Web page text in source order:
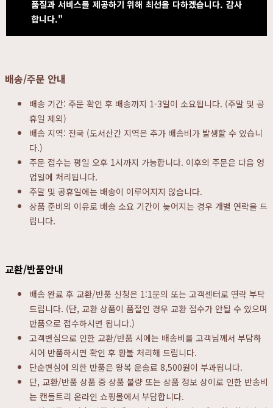
품질과 서비스를 제공하기 위해 최선을 다하겠습니다. 감사
합니다."
배송/주문 안내
배송 기간: 주문 확인 후 배송까지 1-3일이 소요됩니다. (주말 및 공
휴일 제외)
배송 지역: 전국 (도서산간 지역은 추가 배송비가 발생할 수 있습니
다.)
주문 접수는 평일 오후 1시까지 가능합니다. 이후의 주문은 다음 영
업일에 처리됩니다.
주말 및 공휴일에는 배송이 이루어지지 않습니다.
상품 준비의 이유로 배송 소요 기간이 늦어지는 경우 개별 연락을 드
립니다.
교환/반품안내
배송 완료 후 교환/반품 신청은 1:1문의 또는 고객센터로 연락 부탁
드립니다. (단, 교환 상품이 품절인 경우 교환 접수가 안될 수 있으며
반품으로 접수하시면 됩니다.)
고객변심으로 인한 교환/반품 시에는 배송비를 고객님께서 부담하
시어 반품하시면 확인 후 환불 처리해 드립니다.
단순변심에 의한 반품은 왕복 운송료 8,500원이 부과됩니다.
단, 교환/반품 상품 중 상품 불량 또는 상품 정보 상이로 인한 반송비
는 캔들트리 온라인 쇼핑몰에서 부담합니다.